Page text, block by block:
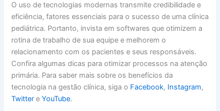
O uso de tecnologias modernas transmite credibilidade e
eficiência, fatores essenciais para o sucesso de uma clínica
pediátrica. Portanto, invista em softwares que otimizem a
rotina de trabalho de sua equipe e melhorem o
relacionamento com os pacientes e seus responsáveis.
Confira algumas dicas para otimizar processos na atenção
primária. Para saber mais sobre os benefícios da
tecnologia na gestão clínica, siga o Facebook, Instagram,
Twittere YouTube.